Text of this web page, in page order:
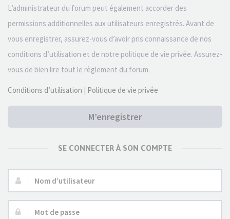
L’administrateur du forum peut également accorder des
permissions additionnelles aux utilisateurs enregistrés. Avant de
vous enregistrer, assurez-vous d’avoir pris connaissance de nos
conditions d’utilisation et de notre politique de vie privée. Assurez-
vous de bien lire tout le règlement du forum.
Conditions d’utilisation | Politique de vie privée
M’enregistrer
SE CONNECTER À SON COMPTE
Nom
Mot